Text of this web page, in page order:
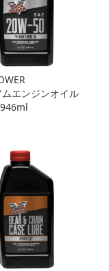
エンジンオイル